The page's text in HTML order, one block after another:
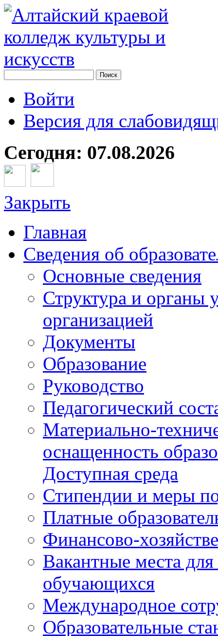
Войти
Версия для
Сегодня: 07.08.2026
Закрыть
Главная
Сведения об
Основные сведения
Структура и органы
организацией
Документы
Образование
Руководство
Педагогический
Материально-
оснащенность
Доступная среда
Стипендии и меры
Платные
Финансово-
Вакантные места
обучающихся
Международное
Образовательные